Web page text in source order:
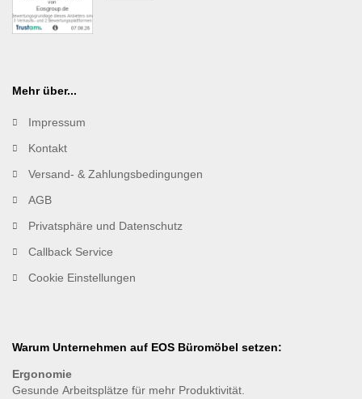
Mehr über...
Impressum
Kontakt
Versand- & Zahlungsbedingungen
AGB
Privatsphäre und Datenschutz
Callback Service
Cookie Einstellungen
Warum Unternehmen auf EOS Büromöbel setzen:
Ergonomie
Gesunde Arbeitsplätze für mehr Produktivität.